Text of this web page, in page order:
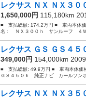
レクサス ＮＸ ＮＸ３
1,650,000円 115,180km
■ 支払総額: 174.2万円 ■ 車両本体
名： ＮＸ３００ｈ サンルーフ ４
レクサス ＧＳ ＧＳ４
349,000円 154,000km
■ 支払総額: 49.9万円 ■ 車両本体
ＧＳ４５０ｈ 純正ナビ カールソン
レクサス ＮＸ ＮＸ３